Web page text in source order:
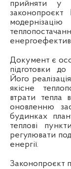
прийняти у
Документ є
підготовки
Його
якісне
втрати тепла
оновленню
будинках
теплові
регулювати
енергії.
Законопроєкт